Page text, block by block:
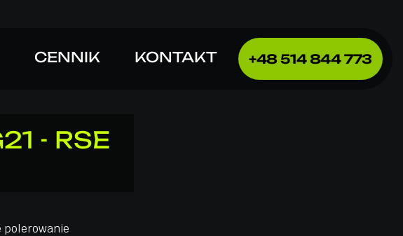
CENNIK KONTAKT +48 514 844 773
- RSE
polerowanie